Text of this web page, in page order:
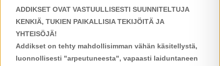
ADDIKSET OVAT VASTUULLISESTI SUUNNITELTUJA
KENKIÄ, TUKIEN PAIKALLISIA TEKIJÖITÄ JA
YHTEISÖJÄ!
Addikset on tehty mahdollisimman vähän käsitellystä,
luonnollisesti "arpeutuneesta", vapaasti laiduntaneen